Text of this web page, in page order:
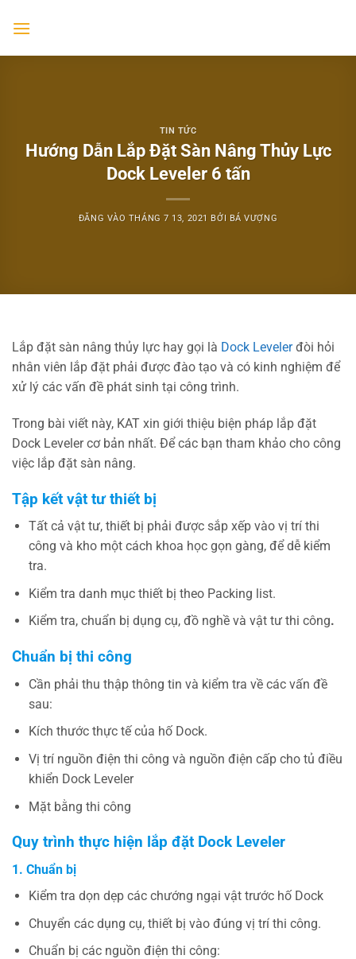
qua
TIN TỨC
Hướng Dẫn Lắp Đặt Sàn Nâng Thủy Lực
Dock Leveler 6 tấn
ĐĂNG VÀO THÁNG 7 13, 2021 BỞI BÁ VƯỢNG
Lắp đặt sàn nâng thủy lực hay gọi là Dock Levelerđòi hỏi
nhân viên lắp đặt phải được đào tạo và có kinh nghiệm để
xử lý các vấn đề phát sinh tại công trình.
Trong bài viết này, KAT xin giới thiệu biện pháp lắp đặt
Dock Leveler cơ bản nhất. Để các bạn tham khảo cho công
việc lắp đặt sàn nâng.
Tập kết vật tư thiết bị
Tất cả vật tư, thiết bị phải được sắp xếp vào vị trí thi
công và kho một cách khoa học gọn gàng, để dễ kiểm
tra.
Kiểm tra danh mục thiết bị theo Packing list.
Kiểm tra, chuẩn bị dụng cụ, đồ nghề và vật tư thi công.
Chuẩn bị thi công
Cần phải thu thập thông tin và kiểm tra về các vấn đề
sau:
Kích thước thực tế của hố Dock.
Vị trí nguồn điện thi công và nguồn điện cấp cho tủ điều
khiển Dock Leveler
Mặt bằng thi công
Quy trình thực hiện lắp đặt Dock Leveler
1. Chuẩn bị
Kiểm tra dọn dẹp các chướng ngại vật trước hố Dock
Chuyển các dụng cụ, thiết bị vào đúng vị trí thi công.
Chuẩn bị các nguồn điện thi công: